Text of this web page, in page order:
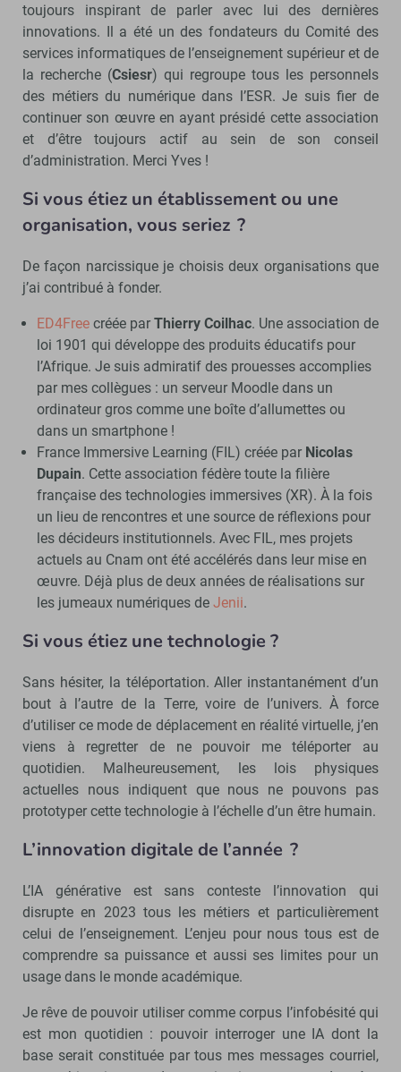
toujours inspirant de parler avec lui des dernières
innovations. Il a été un des fondateurs du Comité des
services informatiques de l’enseignement supérieur et de
la recherche (Csiesr) qui regroupe tous les personnels
des métiers du numérique dans l’ESR. Je suis fier de
continuer son œuvre en ayant présidé cette association
et d’être toujours actif au sein de son conseil
d’administration. Merci Yves !
Si vous étiez un établissement ou une
organisation, vous seriez ?
De façon narcissique je choisis deux organisations que
j’ai contribué à fonder.
ED4Freecréée par Thierry Coilhac. Une association de
loi 1901 qui développe des produits éducatifs pour
l’Afrique. Je suis admiratif des prouesses accomplies
par mes collègues : un serveur Moodle dans un
ordinateur gros comme une boîte d’allumettes ou
dans un smartphone !
France Immersive Learning (FIL) créée par Nicolas
Dupain. Cette association fédère toute la filière
française des technologies immersives (XR). À la fois
un lieu de rencontres et une source de réflexions pour
les décideurs institutionnels. Avec FIL, mes projets
actuels au Cnam ont été accélérés dans leur mise en
œuvre. Déjà plus de deux années de réalisations sur
les jumeaux numériques de Jenii.
Si vous étiez une technologie ?
Sans hésiter, la téléportation. Aller instantanément d’un
bout à l’autre de la Terre, voire de l’univers. À force
d’utiliser ce mode de déplacement en réalité virtuelle, j’en
viens à regretter de ne pouvoir me téléporter au
quotidien. Malheureusement, les lois physiques
actuelles nous indiquent que nous ne pouvons pas
prototyper cette technologie à l’échelle d’un être humain.
L’innovation digitale de l’année ?
L’IA générative est sans conteste l’innovation qui
disrupte en 2023 tous les métiers et particulièrement
celui de l’enseignement. L’enjeu pour nous tous est de
comprendre sa puissance et aussi ses limites pour un
usage dans le monde académique.
Je rêve de pouvoir utiliser comme corpus l’infobésité qui
est mon quotidien : pouvoir interroger une IA dont la
base serait constituée par tous mes messages courriel,